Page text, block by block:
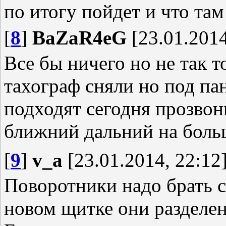
по итогу пойдет и что
[8] BaZaR4eG
Все бы ничего но не так
тахограф сняли но под
подходят сегодня
ближний дальний на
[9] v_a [23.01.2014,
Поворотники надо брать
новом щитке они